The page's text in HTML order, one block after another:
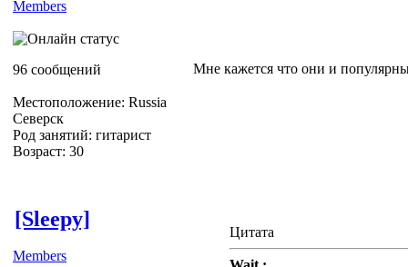
Members
96 сообщений
Местоположение: Russia
Северск
Род занятий: гитарист
Возраст: 30
Мне кажется что они и
[Sleepy]
Members
Цитата